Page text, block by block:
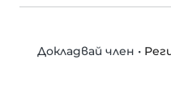
Докладвай член •